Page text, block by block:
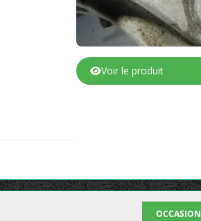
Voir le produit
OCCASION